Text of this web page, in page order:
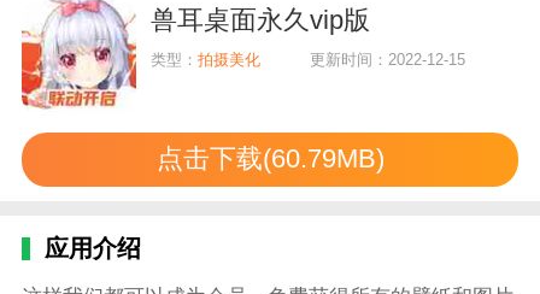
兽耳桌面永久vip版
类型：拍摄美化 更新时间：2022-12-15
点击下载(60.79MB)
应用介绍